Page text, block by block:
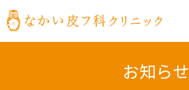
お知らせ